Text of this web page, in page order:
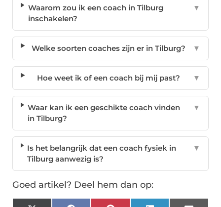
Waarom zou ik een coach in Tilburg
inschakelen?
▼
Welke soorten coaches zijn er in Tilburg? ▼
Hoe weet ik of een coach bij mij past? ▼
Waar kan ik een geschikte coach vinden
in Tilburg?
▼
Is het belangrijk dat een coach fysiek in
Tilburg aanwezig is?
▼
Goed artikel? Deel hem dan op: